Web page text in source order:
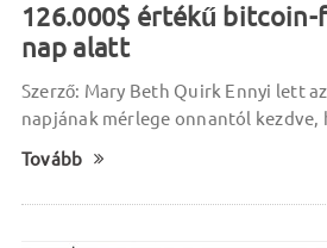
126.000$ értékű
nap alatt
Szerző: Mary Beth Quirk Ennyi lett
napjának mérlege onnantól kezdve,
Tovább